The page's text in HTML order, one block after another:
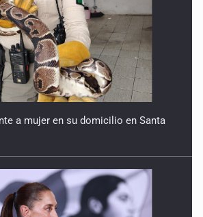
a mujer en su domicilio en Santa